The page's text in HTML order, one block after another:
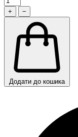
+ −
Додати до кошика